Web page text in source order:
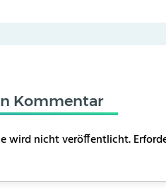
Kommentar
wird nicht veröffentlicht.